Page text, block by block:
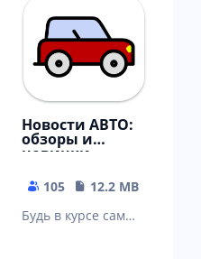
Копейск, Озерск…
Новости АВТО:
обзоры и
новинки
105
12.2 MB
Будь в курсе самых